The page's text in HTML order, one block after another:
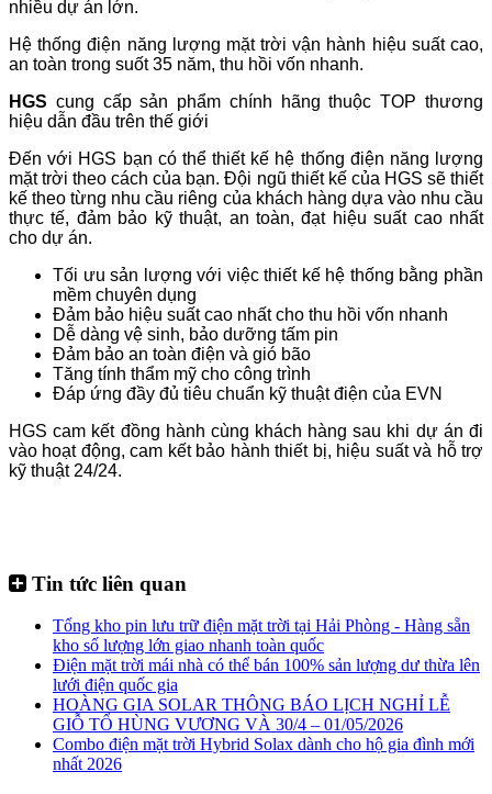
nhiều dự án lớn.
Hệ thống điện năng lượng mặt trời vận hành hiệu suất cao,
an toàn trong suốt 35 năm, thu hồi vốn nhanh.
HGS cung cấp sản phẩm chính hãng thuộc TOP thương
hiệu dẫn đầu trên thế giới
Đến với HGS bạn có thể thiết kế hệ thống điện năng lượng
mặt trời theo cách của bạn. Đội ngũ thiết kế của HGS sẽ thiết
kế theo từng nhu cầu riêng của khách hàng dựa vào nhu cầu
thực tế, đảm bảo kỹ thuật, an toàn, đạt hiệu suất cao nhất
cho dự án.
Tối ưu sản lượng với việc thiết kế hệ thống bằng phần
mềm chuyên dụng
Đảm bảo hiệu suất cao nhất cho thu hồi vốn nhanh
Dễ dàng vệ sinh, bảo dưỡng tấm pin
Đảm bảo an toàn điện và gió bão
Tăng tính thẩm mỹ cho công trình
Đáp ứng đầy đủ tiêu chuẩn kỹ thuật điện của EVN
HGS cam kết đồng hành cùng khách hàng sau khi dự án đi
vào hoạt động, cam kết bảo hành thiết bị, hiệu suất và hỗ trợ
kỹ thuật 24/24.
Tin tức liên quan
Tổng kho pin lưu trữ điện mặt trời tại Hải Phòng - Hàng sẵn
kho số lượng lớn giao nhanh toàn quốc
Điện mặt trời mái nhà có thể bán 100% sản lượng dư thừa lên
lưới điện quốc gia
HOÀNG GIA SOLAR THÔNG BÁO LỊCH NGHỈ LỄ
GIỖ TỔ HÙNG VƯƠNG VÀ 30/4 – 01/05/2026
Combo điện mặt trời Hybrid Solax dành cho hộ gia đình mới
nhất 2026